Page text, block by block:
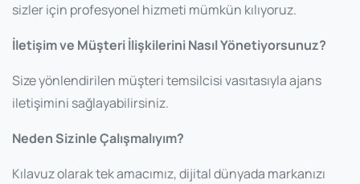
sizler için profesyonel hizmeti mümkün kılıyoruz.
İletişim ve Müşteri İlişkilerini Nasıl Yönetiyorsunuz?
Size yönlendirilen müşteri temsilcisi vasıtasıyla ajans
iletişimini sağlayabilirsiniz.
Neden Sizinle Çalışmalıyım?
Kılavuz olarak tek amacımız, dijital dünyada markanızı